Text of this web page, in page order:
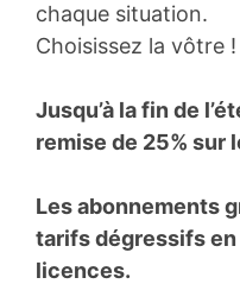
chaque situation.
Choisissez la vôtre !
Jusqu’à la fin de
remise de 25% sur
Les abonnements
tarifs dégressifs
licences.